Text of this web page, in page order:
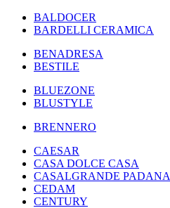
BALDOCER
BARDELLI CERAMICA
BENADRESA
BESTILE
BLUEZONE
BLUSTYLE
BRENNERO
CAESAR
CASA DOLCE CASA
CASALGRANDE PADANA
CEDAM
CENTURY